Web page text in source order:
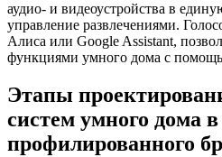
аудио- и видеоустройства в
управление развлечениями.
Алиса или Google Assistant,
функциями умного дома с
Этапы
систем умного дома
профилированного